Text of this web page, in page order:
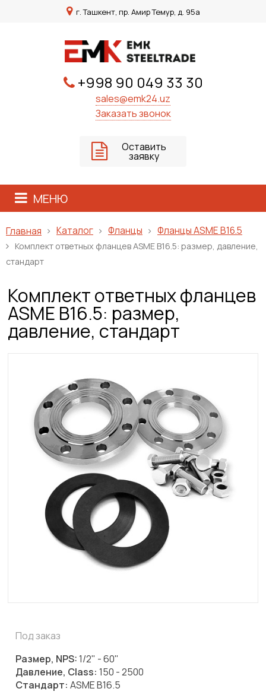
г. Ташкент, пр. Амир Темур, д. 95а
+998 90 049 33 30
sales@emk24.uz
Заказать звонок
Оставить
заявку
МЕНЮ
Главная Каталог Фланцы Фланцы ASME B16.5
Комплект ответных фланцев ASME B16.5: размер, давление,
стандарт
Комплект ответных фланцев
ASME B16.5: размер,
давление, стандарт
Под заказ
Размер, NPS:1/2" - 60"
Давление, Class:150 - 2500
Стандарт:ASME B16.5